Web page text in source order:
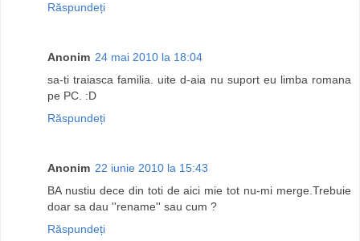
Răspundeți
Anonim 24 mai 2010 la 18:04
sa-ti traiasca familia. uite d-aia nu suport eu limba romana
pe PC. :D
Răspundeți
Anonim 22 iunie 2010 la 15:43
BA nustiu dece din toti de aici mie tot nu-mi merge.Trebuie
doar sa dau ''rename'' sau cum ?
Răspundeți